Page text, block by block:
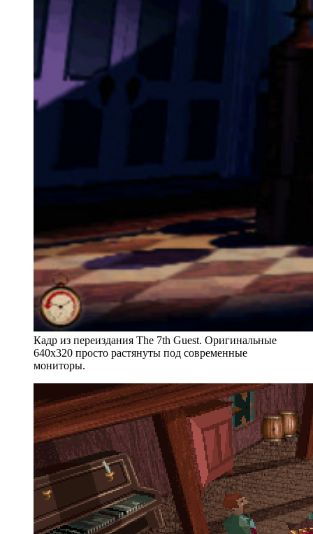
Кадр из переиздания The 7th Guest. Оригинальные
640x320 просто растянуты под современные
мониторы.